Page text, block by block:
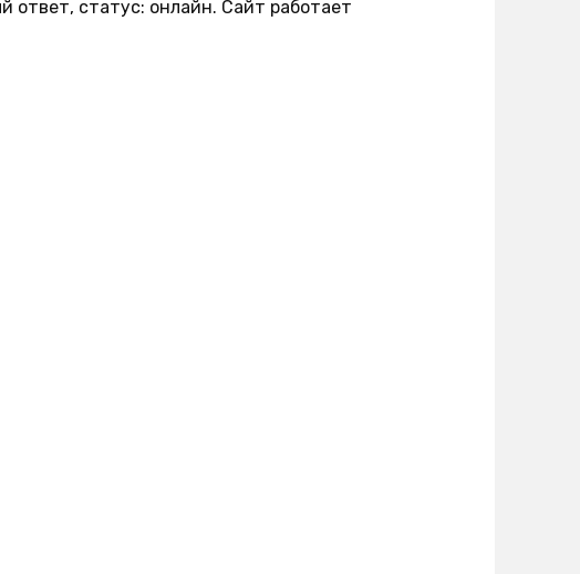
ответ, статус: онлайн. Сайт работает